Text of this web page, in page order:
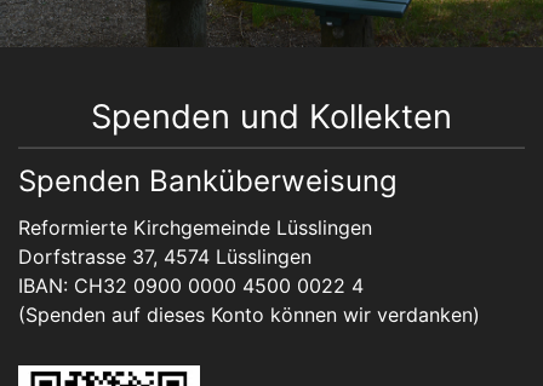
Spenden und Kollekten
Spenden Banküberweisung
Reformierte Kirchgemeinde Lüsslingen
Dorfstrasse 37, 4574 Lüsslingen
IBAN: CH32 0900 0000 4500 0022 4
(Spenden auf dieses Konto können wir verdanken)